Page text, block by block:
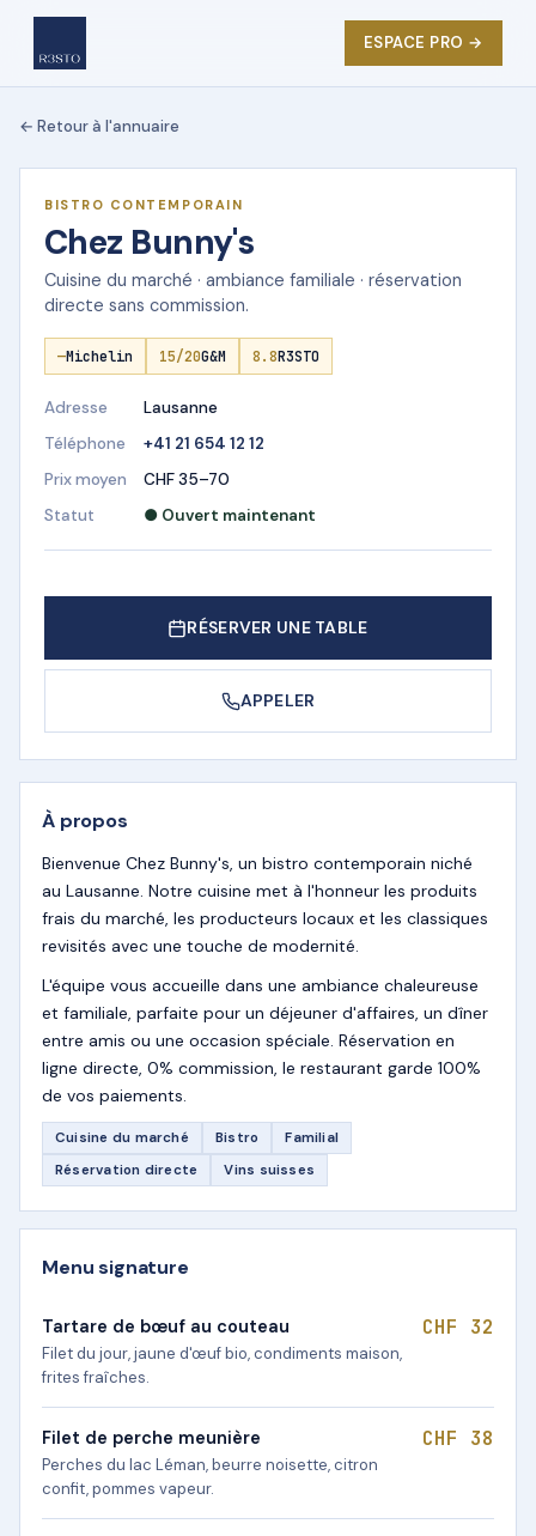
ESPACE PRO →
← Retour à l'annuaire
★ DÉMO R3STO
BISTRO CONTEMPORAIN
Chez Bunny's
Cuisine du marché · ambiance familiale · réservation
directe sans commission.
—Michelin 15/20G&M 8.8R3STO
Adresse
Lausanne
Téléphone
+41 21 654 12 12
Prix moyen
CHF 35–70
Statut
● Ouvert maintenant
RÉSERVER UNE TABLE
APPELER
À propos
Bienvenue Chez Bunny's, un bistro contemporain niché
au Lausanne. Notre cuisine met à l'honneur les produits
frais du marché, les producteurs locaux et les classiques
revisités avec une touche de modernité.
L'équipe vous accueille dans une ambiance chaleureuse
et familiale, parfaite pour un déjeuner d'affaires, un dîner
entre amis ou une occasion spéciale. Réservation en
ligne directe, 0% commission, le restaurant garde 100%
de vos paiements.
Cuisine du marché Bistro
Familial
Réservation directe
Vins suisses
Menu signature
Tartare de bœuf au couteau
Filet du jour, jaune d'œuf bio, condiments maison,
frites fraîches.
CHF 32
Filet de perche meunière
Perches du lac Léman, beurre noisette, citron
confit, pommes vapeur.
CHF 38